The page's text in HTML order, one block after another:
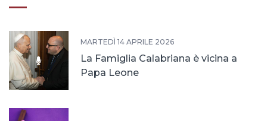
MARTEDÌ 14 APRILE 2026
La Famiglia Calabriana è vicina a
Papa Leone